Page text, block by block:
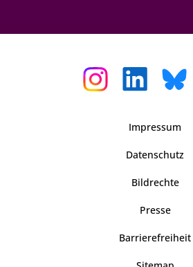
Impressum
Datenschutz
Bildrechte
Presse
Barrierefreiheit